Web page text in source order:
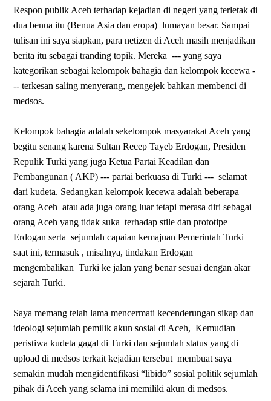
Respon publik Aceh terhadap kejadian di negeri yang terletak di
dua benua itu (Benua Asia dan eropa) lumayan besar. Sampai
tulisan ini saya siapkan, para netizen di Aceh masih menjadikan
berita itu sebagai tranding topik. Mereka --- yang saya
kategorikan sebagai kelompok bahagia dan kelompok kecewa -
-- terkesan saling menyerang, mengejek bahkan membenci di
medsos.
Kelompok bahagia adalah sekelompok masyarakat Aceh yang
begitu senang karena Sultan Recep Tayeb Erdogan, Presiden
Repulik Turki yang juga Ketua Partai Keadilan dan
Pembangunan ( AKP) --- partai berkuasa di Turki --- selamat
dari kudeta. Sedangkan kelompok kecewa adalah beberapa
orang Aceh atau ada juga orang luar tetapi merasa diri sebagai
orang Aceh yang tidak suka terhadap stile dan prototipe
Erdogan serta sejumlah capaian kemajuan Pemerintah Turki
saat ini, termasuk , misalnya, tindakan Erdogan
mengembalikan Turki ke jalan yang benar sesuai dengan akar
sejarah Turki.
Saya memang telah lama mencermati kecenderungan sikap dan
ideologi sejumlah pemilik akun sosial di Aceh, Kemudian
peristiwa kudeta gagal di Turki dan sejumlah status yang di
upload di medsos terkait kejadian tersebut membuat saya
semakin mudah mengidentifikasi “libido” sosial politik sejumlah
pihak di Aceh yang selama ini memiliki akun di medsos.